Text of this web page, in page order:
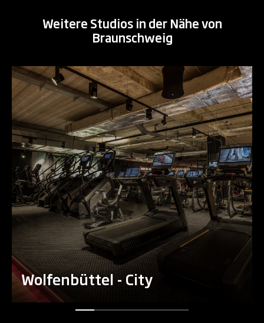
Weitere Studios in der Nähe von
Braunschweig
Wolfenbüttel - City